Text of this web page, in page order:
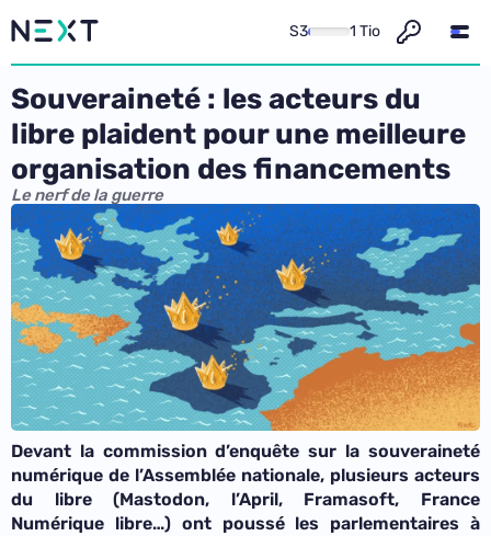
S3 1 Tio
Souveraineté : les acteurs du
libre plaident pour une meilleure
organisation des financements
Le nerf de la guerre
Devant la commission d’enquête sur la souveraineté
numérique de l’Assemblée nationale, plusieurs acteurs
du libre (Mastodon, l’April, Framasoft, France
Numérique libre…) ont poussé les parlementaires à